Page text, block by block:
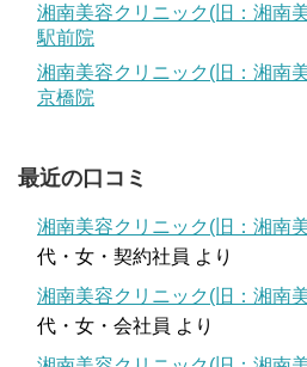
湘南美容クリニック(旧：湘南
駅前院
湘南美容クリニック(旧：湘南
京橋院
最近の口コミ
湘南美容クリニック(旧：湘南
代・女・契約社員 より
湘南美容クリニック(旧：湘南
代・女・会社員 より